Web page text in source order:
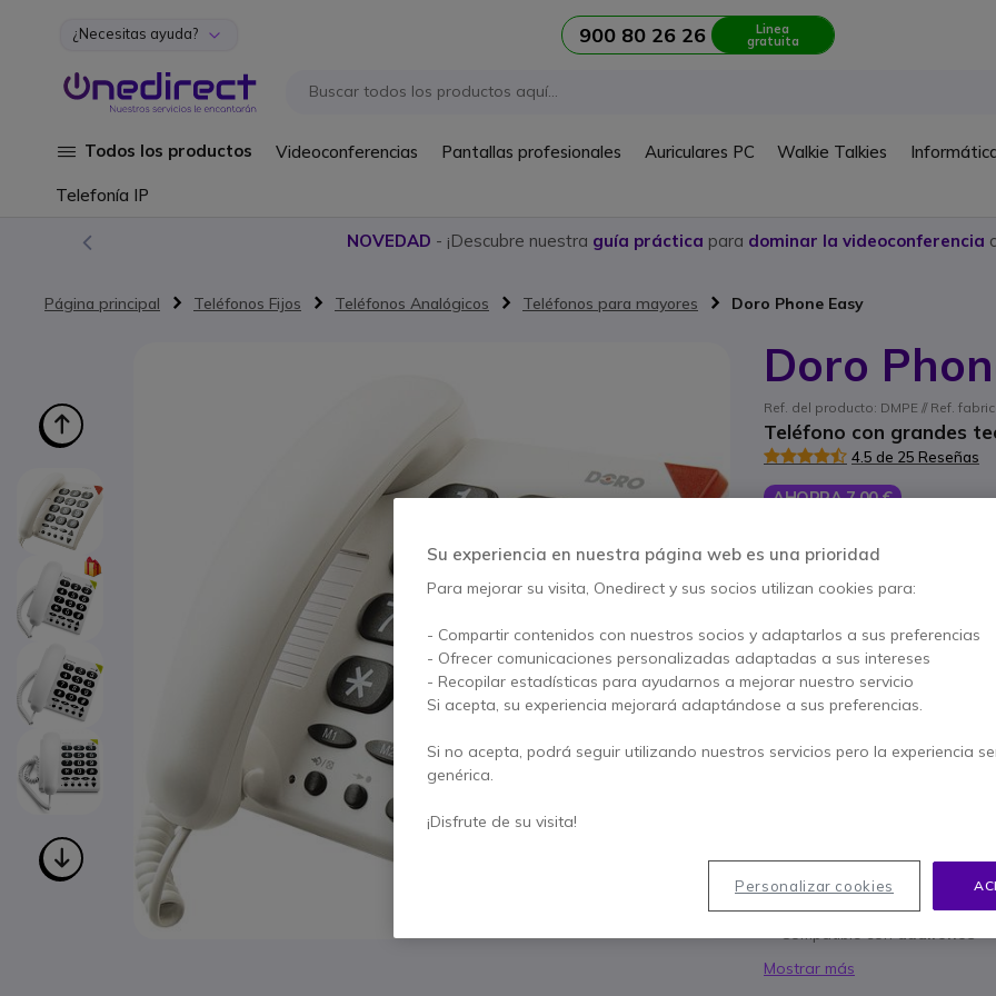
Ir al contenido
¿Necesitas ayuda? 900 80 26 26 Linea
gratuita
Todos los productos Videoconferencias Pantallas profesionales Auriculares PC Walkie Talkies
Telefonía IP
NOVEDAD - ¡Descubre nuestra guía práctica para dominar la videoconferencia
Página principal Teléfonos Fijos Teléfonos Analógicos Teléfonos para mayores Doro Phone Easy
Doro
Ref. del producto: DMPE // Ref.
Teléfono con grandes
4.5 de 25 Reseñas
AHORRA 7,00 €
34,95 € s/Iva
Cantidad
34 productosen stock
45 productos en stock
2 años de garantíadel
Teléfono Doro con 3
Rellamada del último
Compatible conaudífonos
Mostrar más
Su experiencia en nuestra página web es una prioridad
Para mejorar su visita, Onedirect y sus socios utilizan cookies para:
- Compartir contenidos con nuestros socios y adaptarlos a sus preferencias
- Ofrecer comunicaciones personalizadas adaptadas a sus intereses
- Recopilar estadísticas para ayudarnos a mejorar nuestro servicio
Si acepta, su experiencia mejorará adaptándose a sus preferencias.
Si no acepta, podrá seguir utilizando nuestros servicios pero la experiencia
genérica.
¡Disfrute de su visita!
Personalizar cookies